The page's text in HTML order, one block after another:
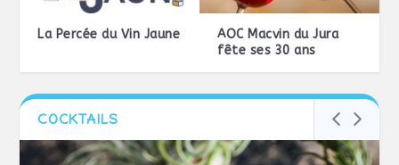
La Percée du Vin Jaune
AOC Macvin du Jura
fête ses 30 ans
COCKTAILS